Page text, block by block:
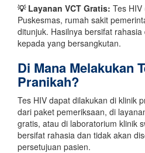
💡 Layanan VCT Gratis: Tes
Puskesmas, rumah sakit
ditunjuk. Hasilnya bersifat
kepada yang bersangkutan.
Di Mana Melakukan
Pranikah?
Tes HIV dapat dilakukan di klinik
dari paket pemeriksaan, di
gratis, atau di laboratorium klinik
bersifat rahasia dan tidak akan
persetujuan pasien.